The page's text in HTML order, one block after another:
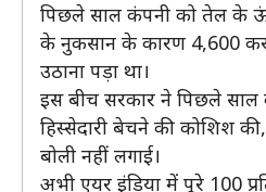
पिछले साल कंपनी को तेल के
के नुकसान के कारण 4,600
उठाना पड़ा था।
इस बीच सरकार ने पिछले साल
हिस्सेदारी बेचने की कोशिश
बोली नहीं लगाई।
अभी एयर इंडिया में पूरे 100